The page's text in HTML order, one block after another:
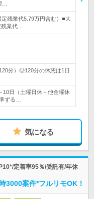
…
残業代5.79万円含む）■大
業代…
分）◎120分の休憩は1日
10日（土曜日休＋他金曜休
ずる…
気になる
定着率95％/受託有/年休
3000案件*フルリモOK！